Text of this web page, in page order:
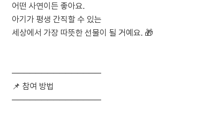
어떤 사연이든 좋아요.
아기가 평생 간직할 수 있는
세상에서 가장 따뜻한 선물이 될 거예요. 🎁
───────────────
📌 참여 방법
───────────────